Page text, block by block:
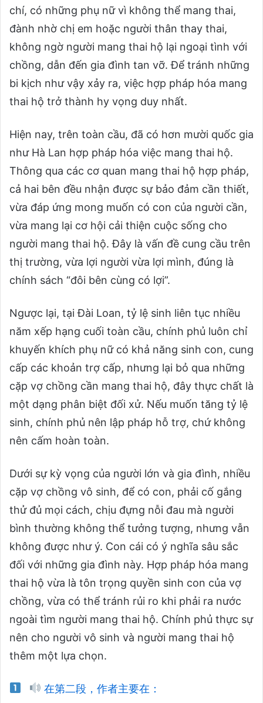
chí, có những phụ nữ vì không thể mang thai,
đành nhờ chị em hoặc người thân thay thai,
không ngờ người mang thai hộ lại ngoại tình với
chồng, dẫn đến gia đình tan vỡ. Để tránh những
bi kịch như vậy xảy ra, việc hợp pháp hóa mang
thai hộ trở thành hy vọng duy nhất.
Hiện nay, trên toàn cầu, đã có hơn mười quốc gia
như Hà Lan hợp pháp hóa việc mang thai hộ.
Thông qua các cơ quan mang thai hộ hợp pháp,
cả hai bên đều nhận được sự bảo đảm cần thiết,
vừa đáp ứng mong muốn có con của người cần,
vừa mang lại cơ hội cải thiện cuộc sống cho
người mang thai hộ. Đây là vấn đề cung cầu trên
thị trường, vừa lợi người vừa lợi mình, đúng là
chính sách “đôi bên cùng có lợi”.
Ngược lại, tại Đài Loan, tỷ lệ sinh liên tục nhiều
năm xếp hạng cuối toàn cầu, chính phủ luôn chỉ
khuyến khích phụ nữ có khả năng sinh con, cung
cấp các khoản trợ cấp, nhưng lại bỏ qua những
cặp vợ chồng cần mang thai hộ, đây thực chất là
một dạng phân biệt đối xử. Nếu muốn tăng tỷ lệ
sinh, chính phủ nên lập pháp hỗ trợ, chứ không
nên cấm hoàn toàn.
Dưới sự kỳ vọng của người lớn và gia đình, nhiều
cặp vợ chồng vô sinh, để có con, phải cố gắng
thử đủ mọi cách, chịu đựng nỗi đau mà người
bình thường không thể tưởng tượng, nhưng vẫn
không được như ý. Con cái có ý nghĩa sâu sắc
đối với những gia đình này. Hợp pháp hóa mang
thai hộ vừa là tôn trọng quyền sinh con của vợ
chồng, vừa có thể tránh rủi ro khi phải ra nước
ngoài tìm người mang thai hộ. Chính phủ thực sự
nên cho người vô sinh và người mang thai hộ
thêm một lựa chọn.
在第二段，作者主要在：